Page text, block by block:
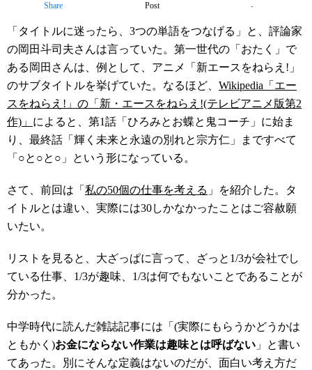
Share Post -
「タイトルに迷ったら、3つの単語をつなげる」と、評論家
の岡田斗司夫さんは言っていた。第一世代の「おたく」で
ある岡田さんは、例として、アニメ「新エースをねらえ!」
のサブタイトルを挙げていた。なるほど、 Wikipedia「エー
スをねらえ!」の「新・エースをねらえ!(テレビアニメ版第2
作)」 によると、第1話「ひろみとお蝶と鬼コーチ」に始ま
り、最終話「輝く未来と永遠の別れと宗方仁」まですべて
「○と○と○」という形になっている。
さて、前回は「 私の50個の仕事を考える 」を紹介した。タ
イトルとは違い、実際には30しかなかったことはご容赦願
いたい。
リストを見ると、大ざっぱに言って、ざっと1/3が会社でし
ている仕事、1/3が趣味、1/3は何でもないことであることが
分かった。
中学時代に読んだ雑誌記事には「(実際にもらうかどうかは
ともかく)お金にならない作業は趣味とは呼ばない 」と書い
てあった。別にそんな定義はないのだが、面白い考え方だ